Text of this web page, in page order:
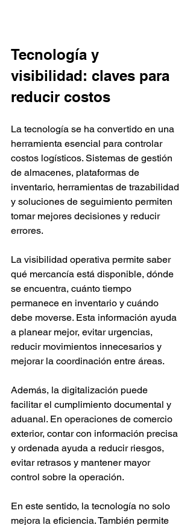
Tecnología y
visibilidad: claves para
reducir costos
La tecnología se ha convertido en una
herramienta esencial para controlar
costos logísticos. Sistemas de gestión
de almacenes, plataformas de
inventario, herramientas de trazabilidad
y soluciones de seguimiento permiten
tomar mejores decisiones y reducir
errores.
La visibilidad operativa permite saber
qué mercancía está disponible, dónde
se encuentra, cuánto tiempo
permanece en inventario y cuándo
debe moverse. Esta información ayuda
a planear mejor, evitar urgencias,
reducir movimientos innecesarios y
mejorar la coordinación entre áreas.
Además, la digitalización puede
facilitar el cumplimiento documental y
aduanal. En operaciones de comercio
exterior, contar con información precisa
y ordenada ayuda a reducir riesgos,
evitar retrasos y mantener mayor
control sobre la operación.
En este sentido, la tecnología no solo
mejora la eficiencia. También permite